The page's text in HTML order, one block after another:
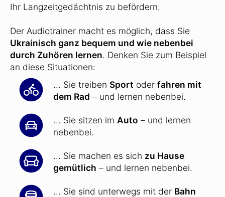
Ihr Langzeitgedächtnis zu befördern.
Der Audiotrainer macht es möglich, dass Sie
Ukrainisch ganz bequem und wie nebenbei
durch Zuhören lernen. Denken Sie zum Beispiel
an diese Situationen:
... Sie treiben Sport oder fahren mit
dem Rad – und lernen nebenbei.
... Sie sitzen im Auto – und lernen
nebenbei.
... Sie machen es sich zu Hause
gemütlich – und lernen nebenbei.
... Sie sind unterwegs mit der Bahn